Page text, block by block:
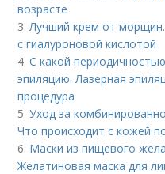
возрасте
3. Лучший крем от
с гиалуроновой кислотой
4.С какой
эпиляцию. Лазерная
процедура
5.Уход за
Что происходит с кожей
6. Маски из пищевого
Желатиновая маска для